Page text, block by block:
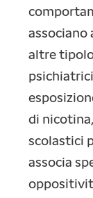
associano
altre
di
scolastici
associa